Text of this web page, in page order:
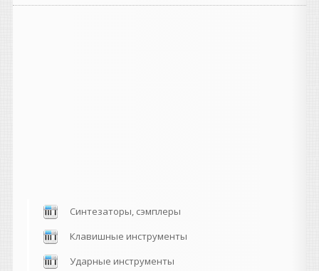
Синтезаторы, сэмплеры
Клавишные инструменты
Ударные инструменты